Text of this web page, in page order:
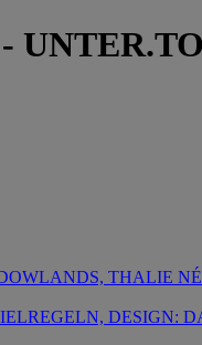
THALIE
DESIGN: